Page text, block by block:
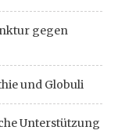
gegen
und Globuli
Unterstützung